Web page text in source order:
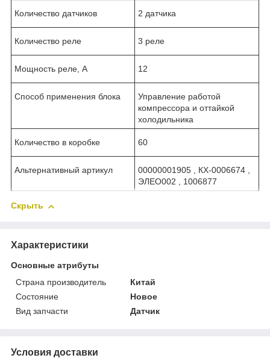
Количество датчиков 2 датчика
Количество реле 3 реле
Мощность реле, А 12
Способ применения блока
Управление работой
компрессора и оттайкой
холодильника
Количество в коробке 60
Альтернативный артикул
00000001905 , КХ-0006674 ,
ЭЛЕО002 , 1006877
Скрыть
Характеристики
Основные атрибуты
Страна производитель
Китай
Состояние
Новое
Вид запчасти
Датчик
Условия доставки